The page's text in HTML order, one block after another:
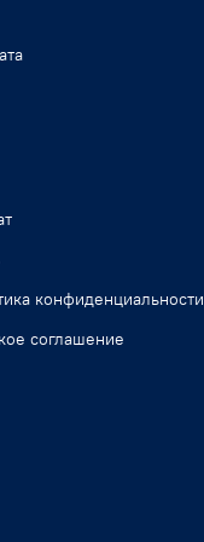
конфиденциальности
соглашение